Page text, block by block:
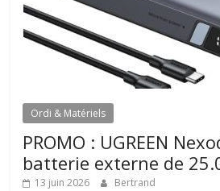
Ordi & Matériels
PROMO : UGREEN
batterie externe de
13 juin 2026 Bertrand